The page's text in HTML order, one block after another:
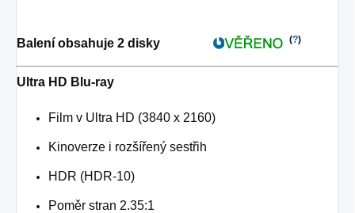
Balení obsahuje 2 disky (?)
Ultra HD Blu-ray
Film v Ultra HD (3840 x 2160)
Kinoverze i rozšířený sestřih
HDR (HDR-10)
Poměr stran 2.35:1